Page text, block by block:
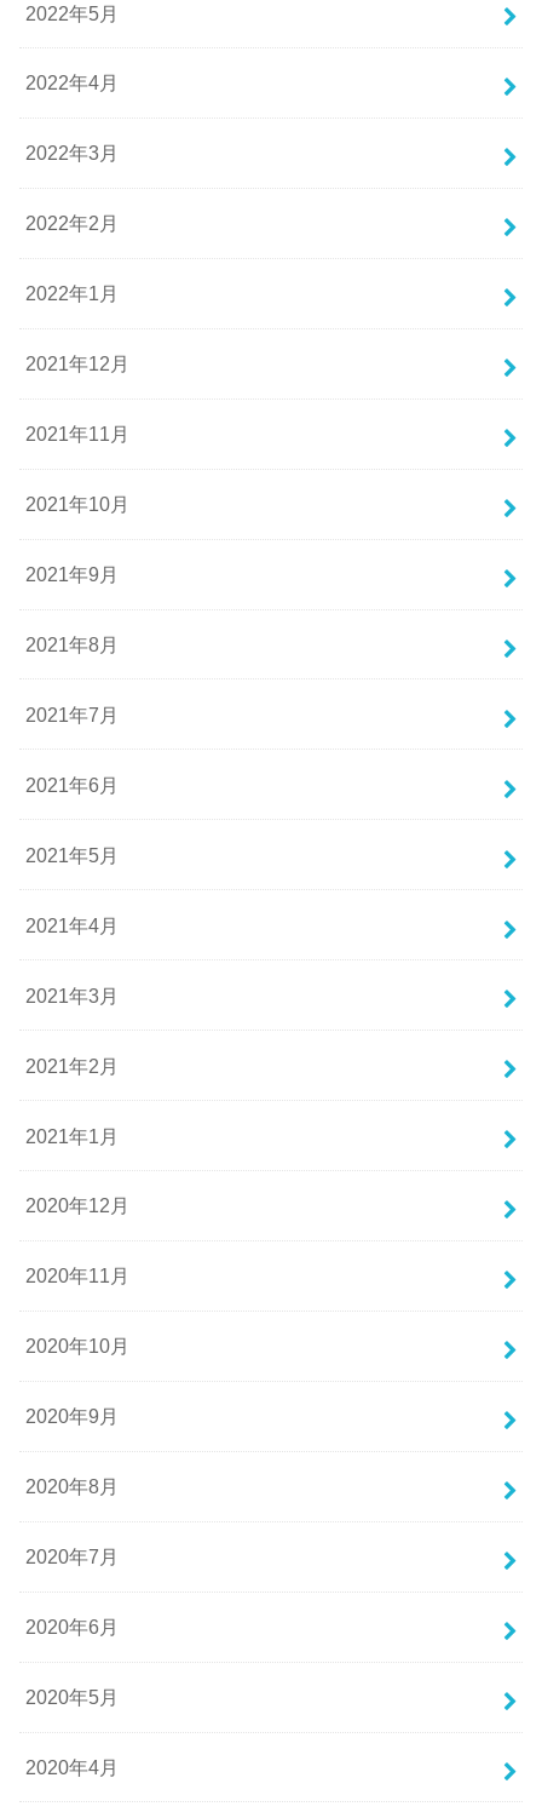
2022年5月
2022年4月
2022年3月
2022年2月
2022年1月
2021年12月
2021年11月
2021年10月
2021年9月
2021年8月
2021年7月
2021年6月
2021年5月
2021年4月
2021年3月
2021年2月
2021年1月
2020年12月
2020年11月
2020年10月
2020年9月
2020年8月
2020年7月
2020年6月
2020年5月
2020年4月